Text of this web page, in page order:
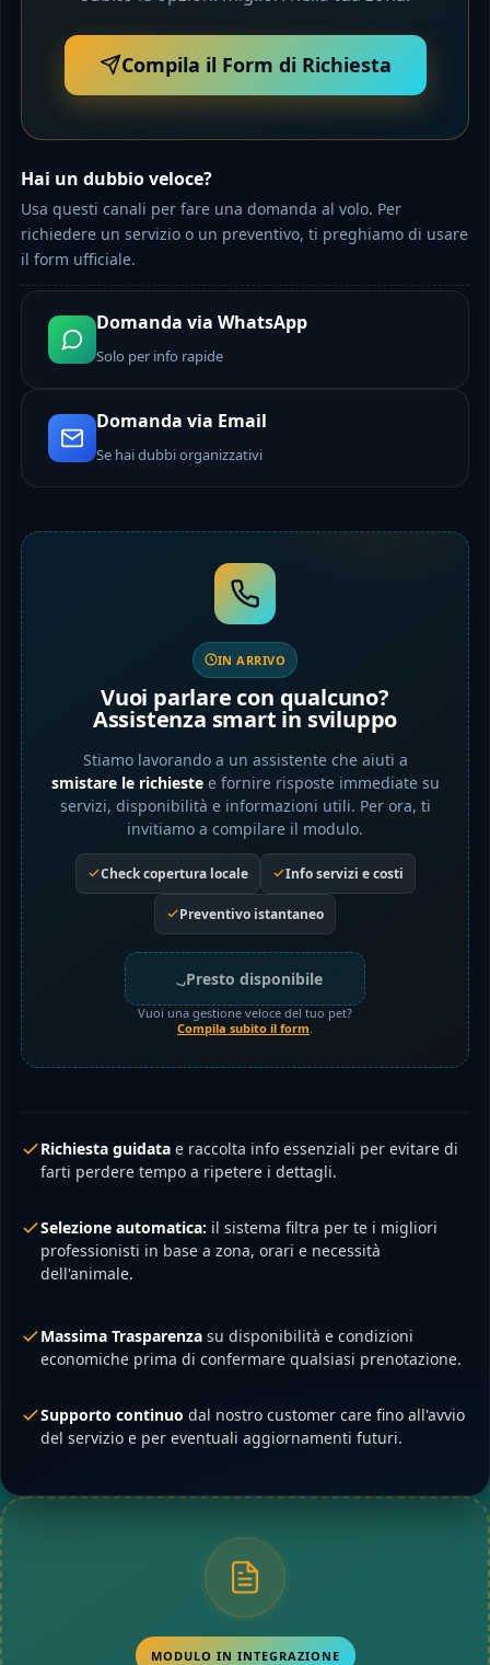
Compila il Form di Richiesta
Hai un dubbio veloce?
Usa questi canali per fare una domanda al volo. Per
richiedere un servizio o un preventivo, ti preghiamo di usare
il form ufficiale.
Domanda via WhatsApp
Solo per info rapide
Domanda via Email
Se hai dubbi organizzativi
IN ARRIVO
Vuoi parlare con qualcuno?
Assistenza smart in sviluppo
Stiamo lavorando a un assistente che aiuti a
smistare le richiestee fornire risposte immediate su
servizi, disponibilità e informazioni utili. Per ora, ti
invitiamo a compilare il modulo.
Check copertura locale Info servizi e costi
Preventivo istantaneo
Presto disponibile
Vuoi una gestione veloce del tuo pet?
Compila subito il form
Richiesta guidata e raccolta info essenziali per evitare di
farti perdere tempo a ripetere i dettagli.
Selezione automatica: il sistema filtra per te i migliori
professionisti in base a zona, orari e necessità
dell'animale.
Massima Trasparenza su disponibilità e condizioni
economiche prima di confermare qualsiasi prenotazione.
Supporto continuo dal nostro customer care fino all'avvio
del servizio e per eventuali aggiornamenti futuri.
MODULO IN INTEGRAZIONE